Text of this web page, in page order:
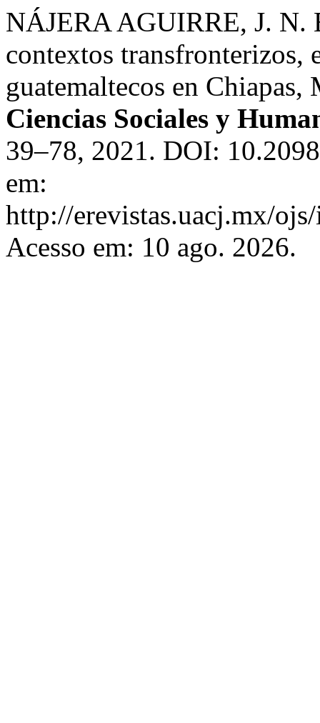
NÁJERA AGUIRRE, J. N.
contextos transfronterizos,
guatemaltecos en
Ciencias Sociales y
39–78, 2021. DOI:
em:
http://erevistas.uacj.mx/
Acesso em: 10 ago. 2026.